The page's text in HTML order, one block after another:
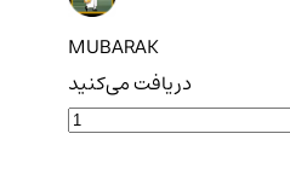
MUBARAK
دریافت می‌کنید